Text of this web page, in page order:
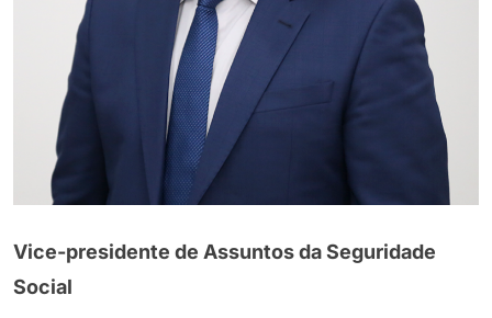
Vice-presidente de Assuntos da Seguridade
Social